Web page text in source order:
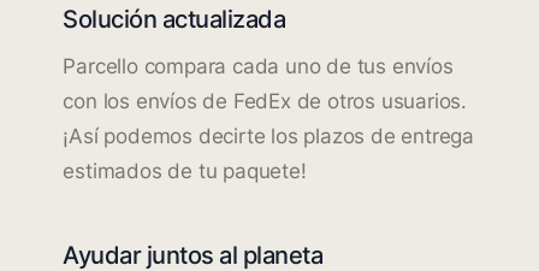
Solución actualizada
Parcello compara cada uno de tus envíos
con los envíos de FedEx de otros usuarios.
¡Así podemos decirte los plazos de entrega
estimados de tu paquete!
Ayudar juntos al planeta